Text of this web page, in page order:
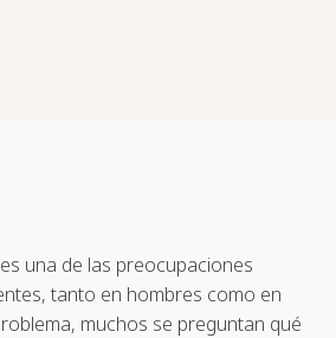
una de las preocupaciones
tanto en hombres como en
muchos se preguntan qué